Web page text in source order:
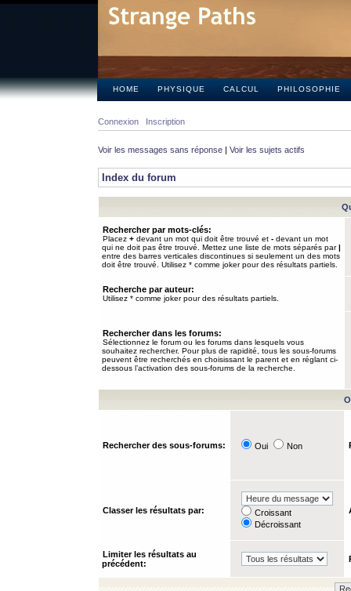
HOME PHYSIQUE CALCUL PHILOSOPHIE
Connexion Inscription
Voir les messages sans réponse | Voir les sujets actifs
Index du forum
Rechercher par mots-clés:
Placez + devant un mot qui doit être trouvé et - devant un mot
qui ne doit pas être trouvé. Mettez une liste de mots séparés par|
entre des barres verticales discontinues si seulement un des mots
doit être trouvé. Utilisez * comme joker pour des résultats partiels.
Recherche par auteur:
Utilisez * comme joker pour des résultats partiels.
Rechercher dans les forums:
Sélectionnez le forum ou les forums dans lesquels vous
souhaitez rechercher. Pour plus de rapidité, tous les sous-forums
peuvent être recherchés en choisissant le parent et en réglant ci-
dessous l’activation des sous-forums de la recherche.
Rechercher des sous-forums: Oui Non
Classer les résultats par:
Croissant
Décroissant
Limiter les résultats au
précédent: